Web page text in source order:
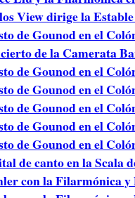
View dirige la
de Gounod en el
de la Camerata
de Gounod en el
de Gounod en el
de Gounod en el
de Gounod en el
de Gounod en el
de canto en la Scala
con la Filarmónica